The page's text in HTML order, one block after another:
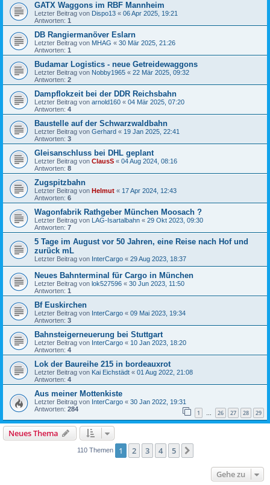
GATX Waggons im RBF Mannheim
Letzter Beitrag von Dispo13 « 06 Apr 2025, 19:21
Antworten: 1
DB Rangiermanöver Eslarn
Letzter Beitrag von MHAG « 30 Mär 2025, 21:26
Antworten: 1
Budamar Logistics - neue Getreidewaggons
Letzter Beitrag von Nobby1965 « 22 Mär 2025, 09:32
Antworten: 2
Dampflokzeit bei der DDR Reichsbahn
Letzter Beitrag von arnold160 « 04 Mär 2025, 07:20
Antworten: 4
Baustelle auf der Schwarzwaldbahn
Letzter Beitrag von Gerhard « 19 Jan 2025, 22:41
Antworten: 3
Gleisanschluss bei DHL geplant
Letzter Beitrag von ClausS « 04 Aug 2024, 08:16
Antworten: 8
Zugspitzbahn
Letzter Beitrag von Helmut « 17 Apr 2024, 12:43
Antworten: 6
Wagonfabrik Rathgeber München Moosach ?
Letzter Beitrag von LAG-Isartalbahn « 29 Okt 2023, 09:30
Antworten: 7
5 Tage im August vor 50 Jahren, eine Reise nach Hof und
zurück mL
Letzter Beitrag von InterCargo « 29 Aug 2023, 18:37
Neues Bahnterminal für Cargo in München
Letzter Beitrag von lok527596 « 30 Jun 2023, 11:50
Antworten: 1
Bf Euskirchen
Letzter Beitrag von InterCargo « 09 Mai 2023, 19:34
Antworten: 3
Bahnsteigerneuerung bei Stuttgart
Letzter Beitrag von InterCargo « 10 Jan 2023, 18:20
Antworten: 4
Lok der Baureihe 215 in bordeauxrot
Letzter Beitrag von Kai Eichstädt « 01 Aug 2022, 21:08
Antworten: 4
Aus meiner Mottenkiste
Letzter Beitrag von InterCargo « 30 Jan 2022, 19:31
Antworten: 284 1 … 26 27 28 29
Neues Thema
110 Themen 1 2 3 4 5
Gehe zu